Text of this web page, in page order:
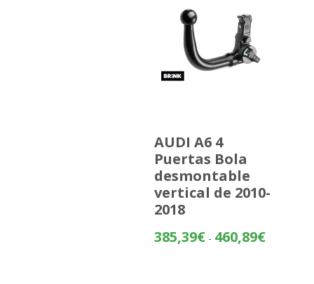
AUDI A6 4
Puertas Bola
desmontable
vertical de 2010-
2018
385,39€ - 460,89€Rango